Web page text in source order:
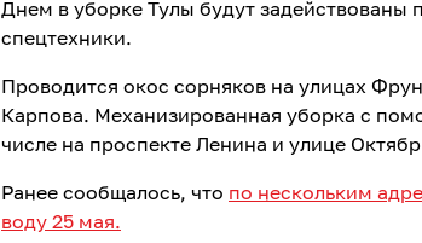
Днем в уборке Тулы будут задействованы
спецтехники.
Проводится окос сорняков на улицах
Карпова. Механизированная уборка с
числе на проспекте Ленина и улице
Ранее сообщалось, что по нескольким
воду 25 мая.